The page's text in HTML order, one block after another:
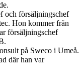
och försäljningschef
Hon kommer från
försäljningschef
på Sweco i Umeå.
där han var